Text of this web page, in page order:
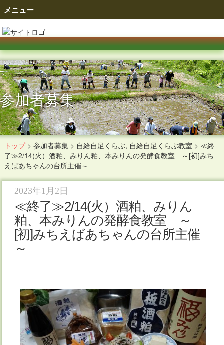
メニュー
参加者募集
トップ> 参加者募集> 自給自足くらぶ, 自給自足くらぶ教室 > ≪終
了≫2/14(火）酒粕、みりん粕、本みりんの発酵食教室 ～[初]みち
えばあちゃんの台所主催～
2023年1月2日
≪終了≫2/14(火）酒粕、みりん
粕、本みりんの発酵食教室 ～
[初]みちえばあちゃんの台所主催
～